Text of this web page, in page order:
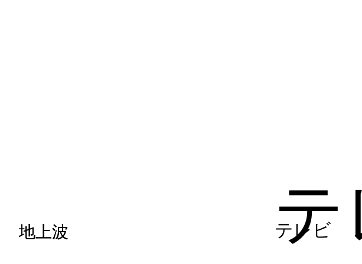
地上波
地上波 テレビ